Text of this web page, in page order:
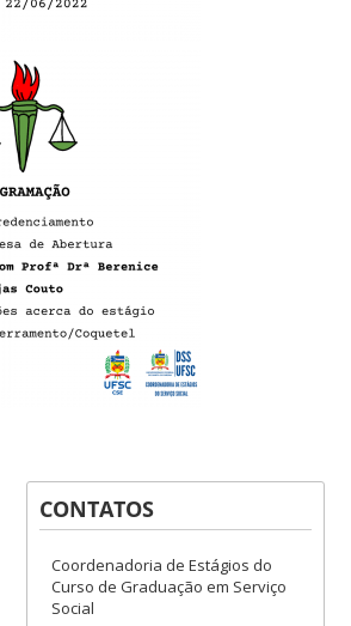
CONTATOS
Coordenadoria de Estágios do
Curso de Graduação em Serviço
Social